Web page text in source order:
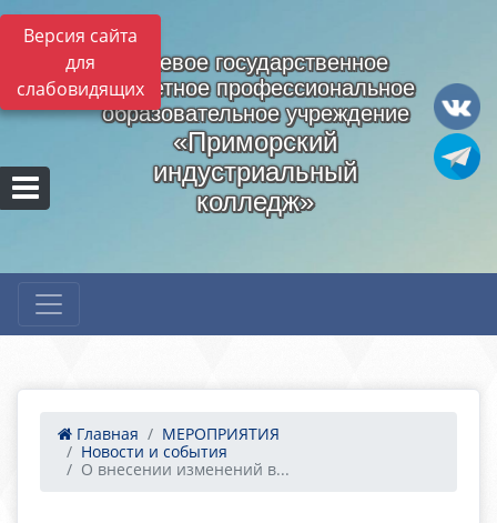
Версия сайта
для
слабовидящих
Краевое государственное
бюджетное профессиональное
образовательное учреждение
«Приморский
индустриальный
колледж»
Главная
МЕРОПРИЯТИЯ
Новости и события
О внесении изменений в...